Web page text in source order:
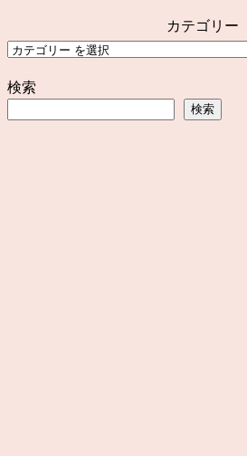
カテゴリー
検索
検索